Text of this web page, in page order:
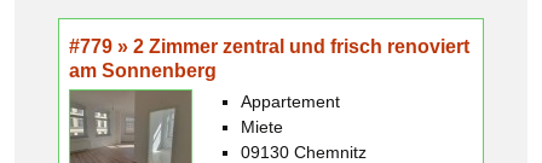
#779 » 2 Zimmer zentral und frisch renoviert
am Sonnenberg
Appartement
Miete
09130 Chemnitz